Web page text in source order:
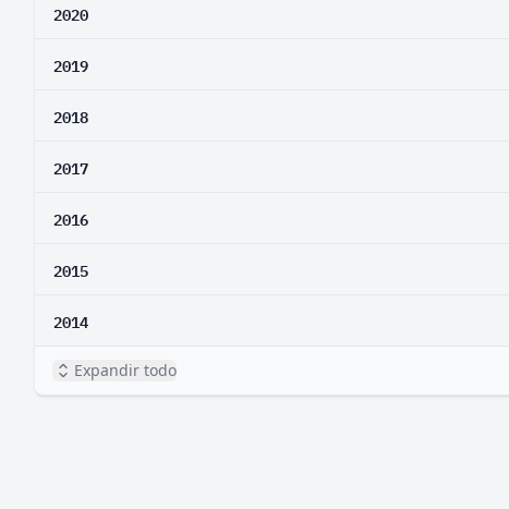
2020
2019
2018
2017
2016
2015
2014
Expandir todo